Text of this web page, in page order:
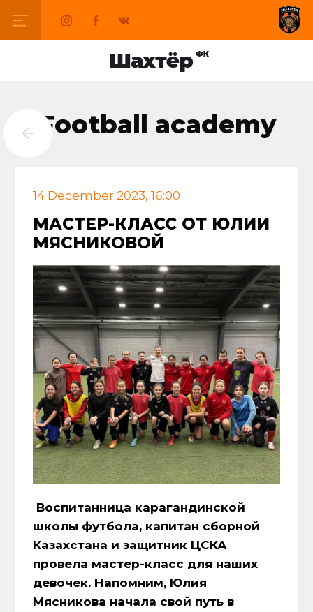
Football academy
14 December 2023, 16:00
МАСТЕР-КЛАСС ОТ ЮЛИИ
МЯСНИКОВОЙ
Воспитанница карагандинской
школы футбола, капитан сборной
Казахстана и защитник ЦСКА
провела мастер-класс для наших
девочек. Напомним, Юлия
Мясникова начала свой путь в